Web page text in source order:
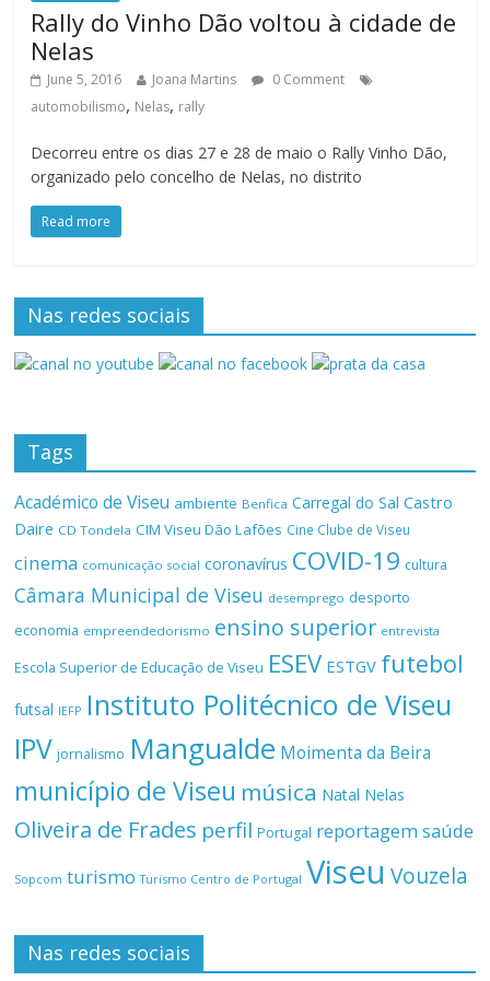
Rally do Vinho Dão voltou à cidade de
Nelas
June 5, 2016 Joana Martins
0 Comment
automobilismo, Nelas, rally
Decorreu entre os dias 27 e 28 de maio o Rally Vinho Dão,
organizado pelo concelho de Nelas, no distrito
Read more
Nas redes sociais
Tags
Académico de Viseu ambiente Benfica Carregal do Sal Castro
Daire CD Tondela CIM Viseu Dão Lafões Cine Clube de Viseu
cinema comunicação social coronavírus COVID-19 cultura
Câmara Municipal de Viseu desemprego desporto
economia empreendedorismo ensino superior entrevista
Escola Superior de Educação de Viseu ESEV ESTGV futebol
futsal IEFP Instituto Politécnico de Viseu
IPV jornalismo Mangualde Moimenta da Beira
município de Viseu música Natal Nelas
Oliveira de Frades perfil Portugal reportagemsaúde
Sopcom turismo Turismo Centro de Portugal Viseu Vouzela
Nas redes sociais